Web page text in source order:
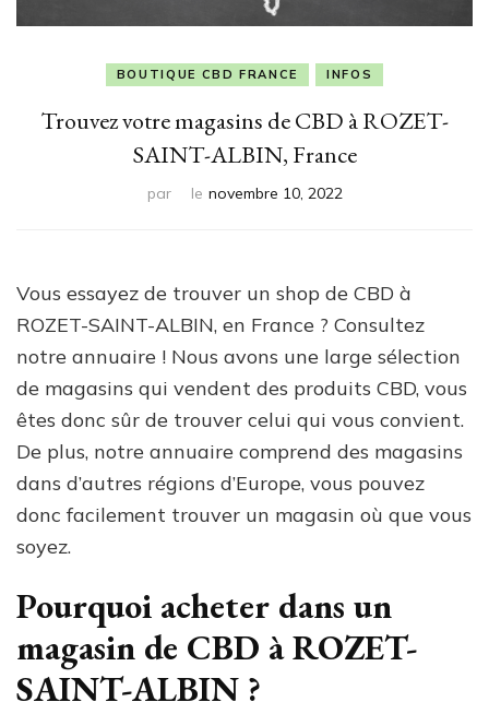
BOUTIQUE CBD FRANCE INFOS
Trouvez votre magasins de CBD à ROZET-
SAINT-ALBIN, France
par le novembre 10, 2022
Vous essayez de trouver un shop de CBD à
ROZET-SAINT-ALBIN, en France ? Consultez
notre annuaire ! Nous avons une large sélection
de magasins qui vendent des produits CBD, vous
êtes donc sûr de trouver celui qui vous convient.
De plus, notre annuaire comprend des magasins
dans d’autres régions d’Europe, vous pouvez
donc facilement trouver un magasin où que vous
soyez.
Pourquoi acheter dans un
magasin de CBD à ROZET-
SAINT-ALBIN ?